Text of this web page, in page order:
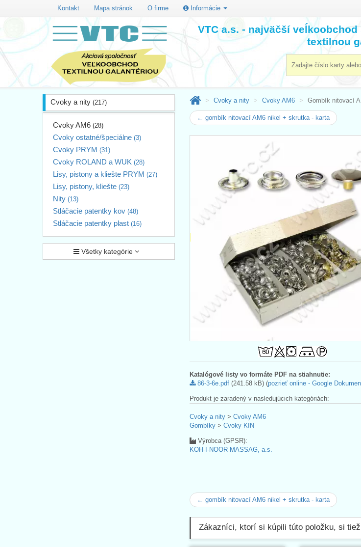
Kontakt Mapa stránok O firme Informácie
VTC a.s. - najväčší
textilnou
Cvoky a nity (217)
Cvoky AM6 (28)
Cvoky ostatné/špeciálne (3)
Cvoky PRYM (31)
Cvoky ROLAND a WUK (28)
Lisy, pistony a kliešte PRYM (27)
Lisy, pistony, kliešte (23)
Nity (13)
Stláčacie patentky kov (48)
Stláčacie patentky plast (16)
Všetky kategórie
Cvoky a nity Cvoky AM6 Gombík nitovací
← gombík nitovací AM6 nikel + skrutka - karta
Katalógové listy vo formáte PDF na stiahnutie:
86-3-6e.pdf (241.58 kB) (pozrieť online - Google
Produkt je zaradený v nasledujúcich kategóriách:
Cvoky a nity > Cvoky AM6
Gombíky > Cvoky KIN
Výrobca (GPSR):
KOH-I-NOOR MASSAG, a.s.
← gombík nitovací AM6 nikel + skrutka - karta
Zákazníci, ktorí si kúpili túto položku, si